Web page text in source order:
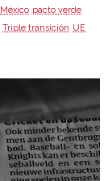
México pacto verde
Triple transición UE